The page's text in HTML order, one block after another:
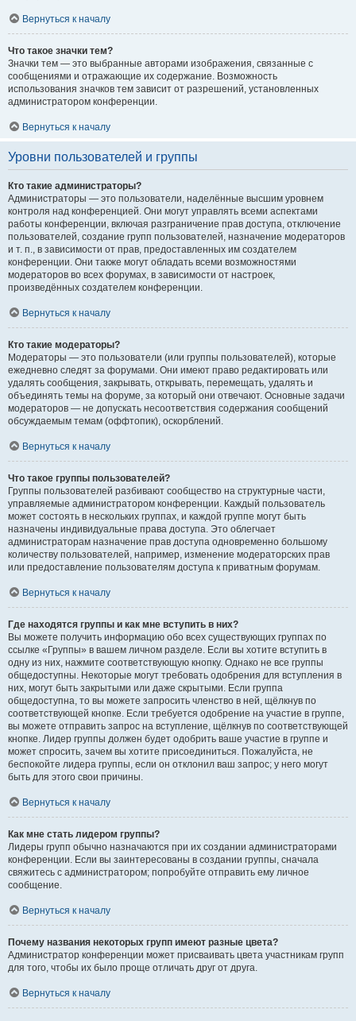
Вернуться к началу
Что такое значки тем?
Значки тем — это выбранные авторами изображения, связанные с
сообщениями и отражающие их содержание. Возможность
использования значков тем зависит от разрешений, установленных
администратором конференции.
Вернуться к началу
Уровни пользователей и группы
Кто такие администраторы?
Администраторы — это пользователи, наделённые высшим уровнем
контроля над конференцией. Они могут управлять всеми аспектами
работы конференции, включая разграничение прав доступа, отключение
пользователей, создание групп пользователей, назначение модераторов
и т. п., в зависимости от прав, предоставленных им создателем
конференции. Они также могут обладать всеми возможностями
модераторов во всех форумах, в зависимости от настроек,
произведённых создателем конференции.
Вернуться к началу
Кто такие модераторы?
Модераторы — это пользователи (или группы пользователей), которые
ежедневно следят за форумами. Они имеют право редактировать или
удалять сообщения, закрывать, открывать, перемещать, удалять и
объединять темы на форуме, за который они отвечают. Основные задачи
модераторов — не допускать несоответствия содержания сообщений
обсуждаемым темам (оффтопик), оскорблений.
Вернуться к началу
Что такое группы пользователей?
Группы пользователей разбивают сообщество на структурные части,
управляемые администратором конференции. Каждый пользователь
может состоять в нескольких группах, и каждой группе могут быть
назначены индивидуальные права доступа. Это облегчает
администраторам назначение прав доступа одновременно большому
количеству пользователей, например, изменение модераторских прав
или предоставление пользователям доступа к приватным форумам.
Вернуться к началу
Где находятся группы и как мне вступить в них?
Вы можете получить информацию обо всех существующих группах по
ссылке «Группы» в вашем личном разделе. Если вы хотите вступить в
одну из них, нажмите соответствующую кнопку. Однако не все группы
общедоступны. Некоторые могут требовать одобрения для вступления в
них, могут быть закрытыми или даже скрытыми. Если группа
общедоступна, то вы можете запросить членство в ней, щёлкнув по
соответствующей кнопке. Если требуется одобрение на участие в группе,
вы можете отправить запрос на вступление, щёлкнув по соответствующей
кнопке. Лидер группы должен будет одобрить ваше участие в группе и
может спросить, зачем вы хотите присоединиться. Пожалуйста, не
беспокойте лидера группы, если он отклонил ваш запрос; у него могут
быть для этого свои причины.
Вернуться к началу
Как мне стать лидером группы?
Лидеры групп обычно назначаются при их создании администраторами
конференции. Если вы заинтересованы в создании группы, сначала
свяжитесь с администратором; попробуйте отправить ему личное
сообщение.
Вернуться к началу
Почему названия некоторых групп имеют разные цвета?
Администратор конференции может присваивать цвета участникам групп
для того, чтобы их было проще отличать друг от друга.
Вернуться к началу